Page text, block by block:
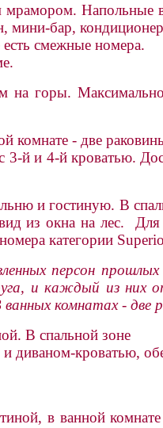
Напольные
мини-бар,
смежные номера.
на горы.
комнате - две
й и 4-й кроватью.
и гостиную. В
из окна на лес.
категории
персон
и каждый из них
комнатах - две
В спальной зоне
диваном-кроватью,
в ванной